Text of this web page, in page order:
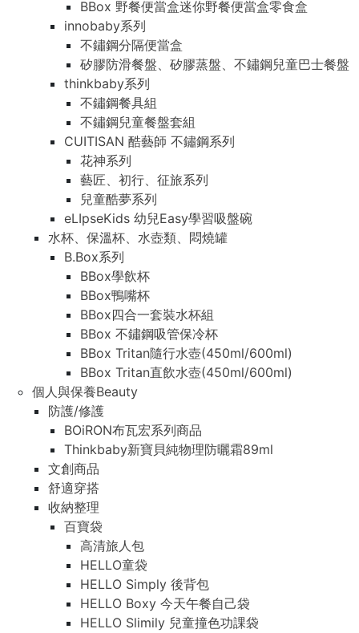
BBox 野餐便當盒迷你野餐便當盒零食盒
innobaby系列
不鏽鋼分隔便當盒
矽膠防滑餐盤、矽膠蒸盤、不鏽鋼兒童巴士餐盤
thinkbaby系列
不鏽鋼餐具組
不鏽鋼兒童餐盤套組
CUITISAN 酷藝師 不鏽鋼系列
花神系列
藝匠、初行、征旅系列
兒童酷夢系列
eLIpseKids 幼兒Easy學習吸盤碗
水杯、保溫杯、水壺類、悶燒罐
B.Box系列
BBox學飲杯
BBox鴨嘴杯
BBox四合一套裝水杯組
BBox 不鏽鋼吸管保冷杯
BBox Tritan隨行水壺(450ml/600ml)
BBox Tritan直飲水壺(450ml/600ml)
個人與保養Beauty
防護/修護
BOiRON布瓦宏系列商品
Thinkbaby新寶貝純物理防曬霜89ml
文創商品
舒適穿搭
收納整理
百寶袋
高清旅人包
HELLO童袋
HELLO Simply 後背包
HELLO Boxy 今天午餐自己袋
HELLO Slimily 兒童撞色功課袋